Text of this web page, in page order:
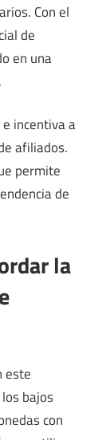
Con el
de
en una
incentiva a
afiliados.
permite
de
la
este
bajos
con